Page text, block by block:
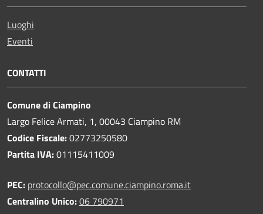
Luoghi
Eventi
CONTATTI
Comune di Ciampino
Largo Felice Armati, 1, 00043 Ciampino RM
Codice Fiscale:02773250580
Partita IVA:01115411009
PEC: protocollo@pec.comune.ciampino.roma.it
Centralino Unico:06 790971